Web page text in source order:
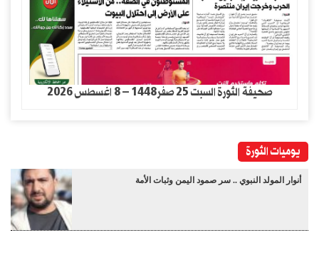
صحيفة الثورة السبت 25 صفر1448 – 8 اغسطس 2026
يوميات الثورة
أنوار المولد النبوي .. سر صمود اليمن وثبات الأمة